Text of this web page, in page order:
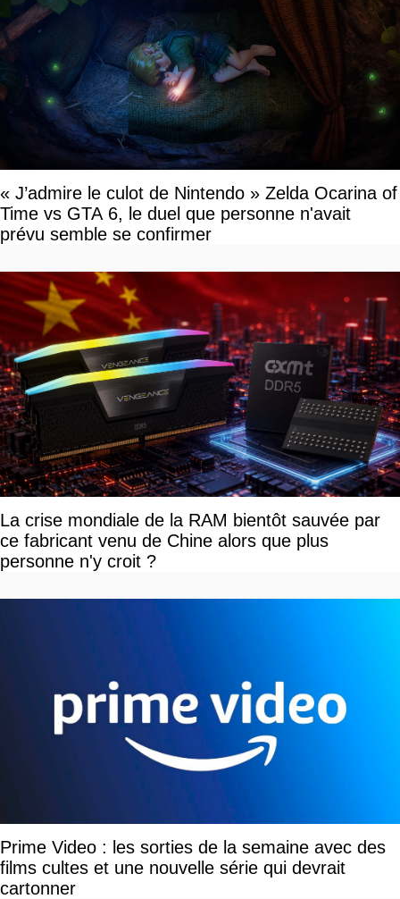
« J’admire le culot de Nintendo » Zelda Ocarina of
Time vs GTA 6, le duel que personne n'avait
prévu semble se confirmer
La crise mondiale de la RAM bientôt sauvée par
ce fabricant venu de Chine alors que plus
personne n'y croit ?
Prime Video : les sorties de la semaine avec des
films cultes et une nouvelle série qui devrait
cartonner